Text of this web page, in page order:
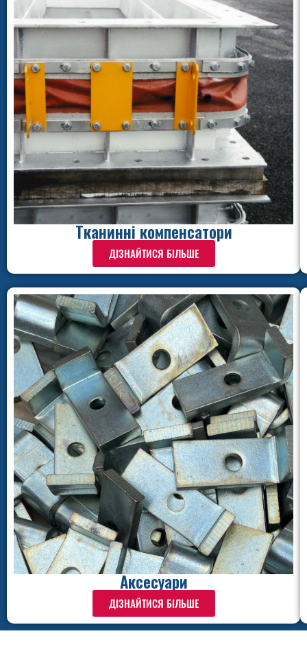
Тканинні компенсатори
ДІЗНАЙТИСЯ БІЛЬШЕ
Аксесуари
ДІЗНАЙТИСЯ БІЛЬШЕ